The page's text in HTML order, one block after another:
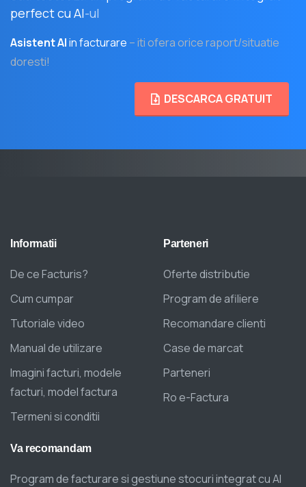
perfect cu AI-ul
Asistent AIin facturare – iti ofera orice raport/situatie
doresti!
DESCARCA GRATUIT
Informatii
De ce Facturis?
Cum cumpar
Tutoriale video
Manual de utilizare
Imagini facturi, modele
facturi, model factura
Termeni si conditii
Parteneri
Oferte distributie
Program de afiliere
Recomandare clienti
Case de marcat
Parteneri
Ro e-Factura
Va recomandam
Program de facturare si gestiune stocuri integrat cu AI